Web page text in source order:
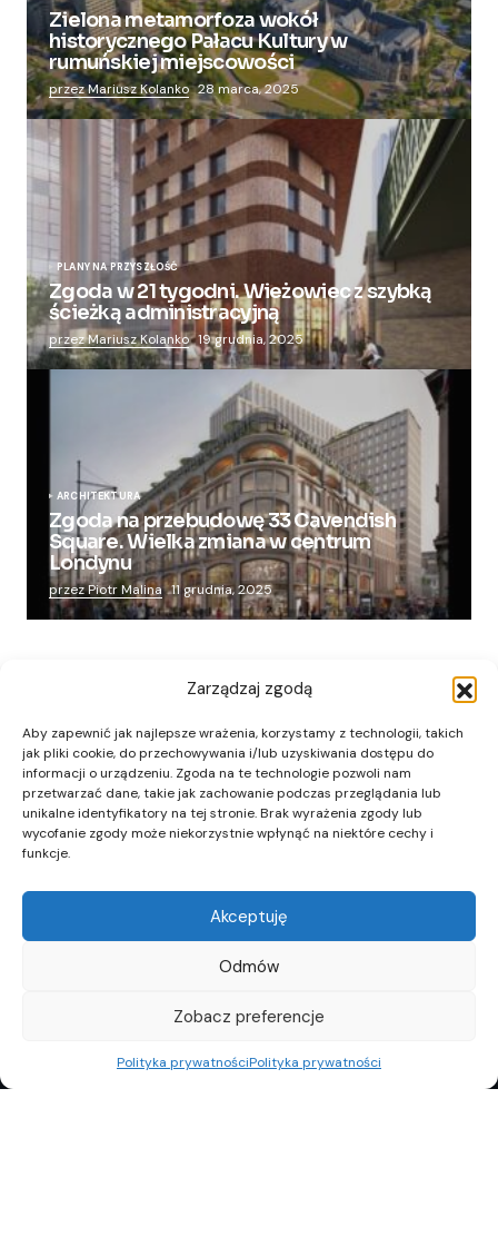
Zarządzaj zgodą
Aby zapewnić jak najlepsze wrażenia, korzystamy z technologii, takich
jak pliki cookie, do przechowywania i/lub uzyskiwania dostępu do
informacji o urządzeniu. Zgoda na te technologie pozwoli nam
przetwarzać dane, takie jak zachowanie podczas przeglądania lub
unikalne identyfikatory na tej stronie. Brak wyrażenia zgody lub
wycofanie zgody może niekorzystnie wpłynąć na niektóre cechy i
funkcje.
Akceptuję
Odmów
Zobacz preferencje
Polityka prywatnościPolityka prywatności
Zielona metamorfoza wokół
historycznego Pałacu Kultury w
rumuńskiej miejscowości
przez Mariusz Kolanko 28 marca, 2025
PLANY NA PRZYSZŁOŚĆ
Zgoda w 21 tygodni. Wieżowiec z szybką
ścieżką administracyjną
przez Mariusz Kolanko 19 grudnia, 2025
ARCHITEKTURA
Zgoda na przebudowę 33 Cavendish
Square. Wielka zmiana w centrum
Londynu
przez Piotr Malina 11 grudnia, 2025